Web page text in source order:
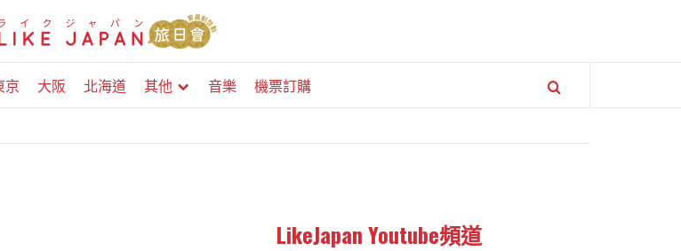
京 大阪 北海道 其他 音樂 機票訂購
LikeJapan Youtube頻道